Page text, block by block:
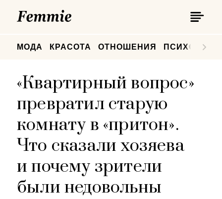
МОДА КРАСОТА ОТНОШЕНИЯ
«Квартирный вопрос»
превратил старую
комнату в «притон».
Что сказали хозяева
и почему зрители
были недовольны